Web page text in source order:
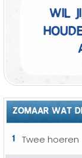
Wil
ZOMAAR WAT
1 Twee hoeren